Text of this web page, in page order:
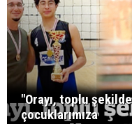
"Orayı, toplu şekilde
çocuklarımıza